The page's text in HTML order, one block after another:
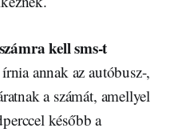
kell sms-t
annak az autóbusz-,
a számát, amellyel
később a